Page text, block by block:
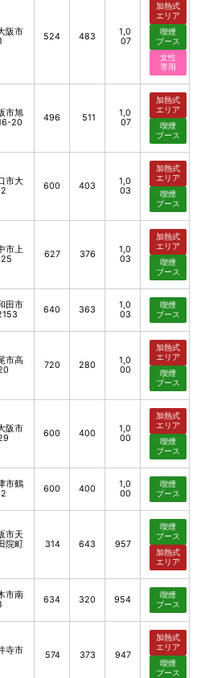
阪市
524 483
1,0
07
加熱式
エリア
喫煙
ブース
女性
専用
市旭
20
496 511
1,0
07
加熱式
エリア
喫煙
ブース
市大
600 403
1,0
03
加熱式
エリア
喫煙
ブース
市上
627 376
1,0
03
加熱式
エリア
喫煙
ブース
田市
640 363
1,0
03
喫煙
ブース
市高
720 280
1,0
00
加熱式
エリア
喫煙
ブース
阪市
600 400
1,0
00
加熱式
エリア
喫煙
ブース
市鶴
600 400
1,0
00
喫煙
ブース
市天
院町
314 643 957
喫煙
ブース
加熱式
エリア
市南
634 320 954
喫煙
ブース
寺市
574 373 947
加熱式
エリア
喫煙
ブース